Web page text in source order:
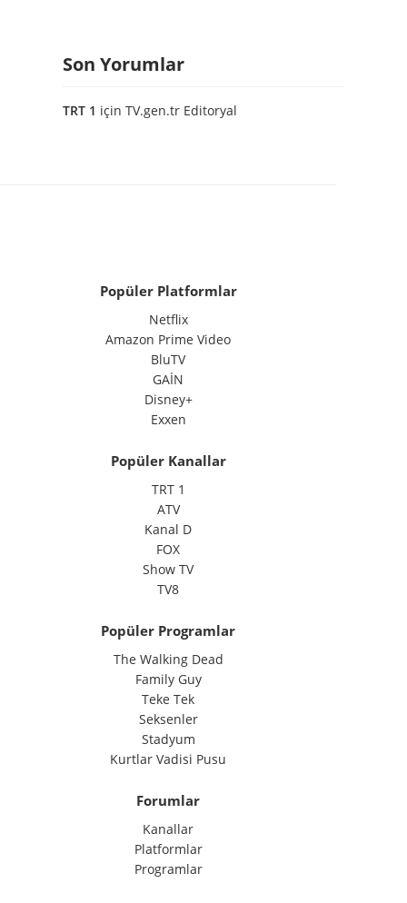
Son Yorumlar
TRT 1 için TV.gen.tr Editoryal
Popüler Platformlar
Netflix
Amazon Prime Video
BluTV
GAİN
Disney+
Exxen
Popüler Kanallar
TRT 1
ATV
Kanal D
FOX
Show TV
TV8
Popüler Programlar
The Walking Dead
Family Guy
Teke Tek
Seksenler
Stadyum
Kurtlar Vadisi Pusu
Forumlar
Kanallar
Platformlar
Programlar